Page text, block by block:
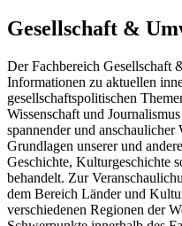
Gesellschaft &
Der Fachbereich Gesellschaft
Informationen zu aktuellen
gesellschaftspolitischen
Wissenschaft und
spannender und
Grundlagen unserer und
Geschichte, Kulturgeschichte
behandelt. Zur
dem Bereich Länder und
verschiedenen Regionen der